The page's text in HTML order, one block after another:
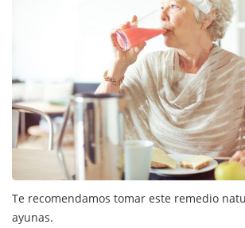
Te recomendamos tomar este remedio
ayunas.